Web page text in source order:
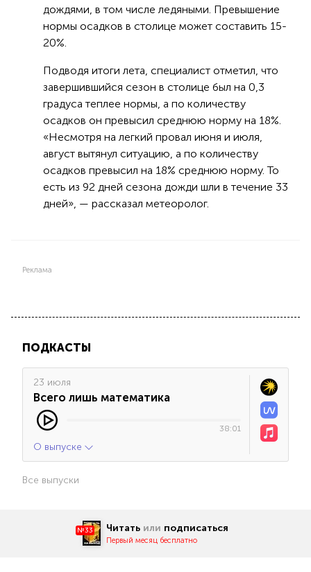
дождями, в том числе ледяными. Превышение
нормы осадков в столице может составить 15-
20%.
Подводя итоги лета, специалист отметил, что
завершившийся сезон в столице был на 0,3
градуса теплее нормы, а по количеству
осадков он превысил среднюю норму на 18%.
«Несмотря на легкий провал июня и июля,
август вытянул ситуацию, а по количеству
осадков превысил на 18% среднюю норму. То
есть из 92 дней сезона дожди шли в течение 33
дней», — рассказал метеоролог.
Реклама
ПОДКАСТЫ
23 июля
Всего лишь математика
38:01
О выпуске
Все выпуски
№33 Читать или подписаться
Первый месяц бесплатно